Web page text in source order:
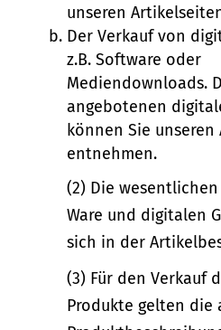
unseren
Der Verkauf von
z.B. Software oder
Mediendownloads.
angebotenen
können Sie
entnehmen.
(2) Die
Ware und digitalen
sich in der
(3) Für den Verkauf
Produkte gelten die